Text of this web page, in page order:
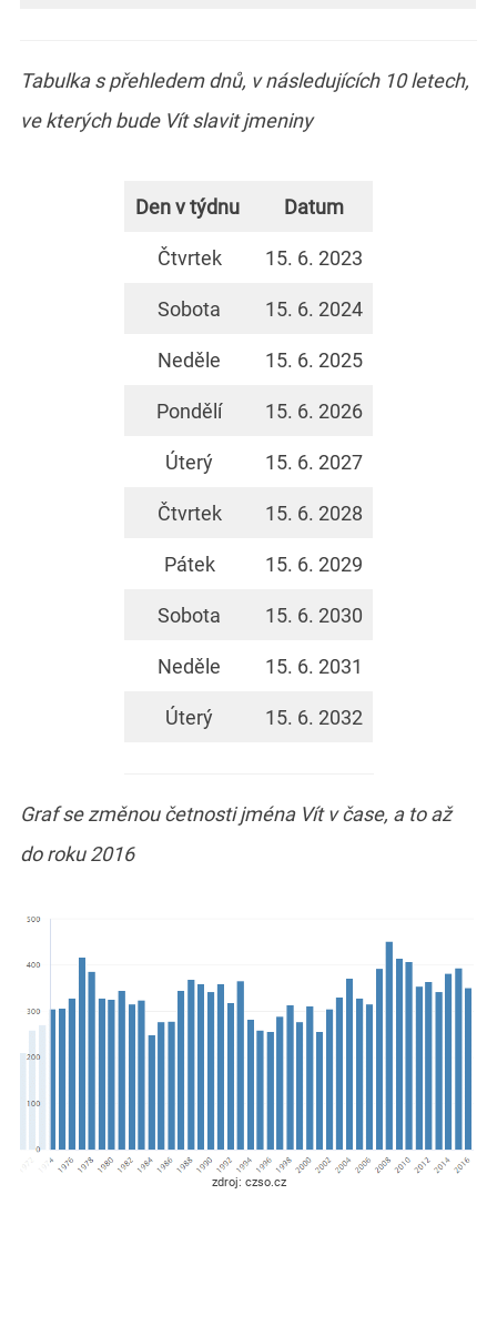
Tabulka s přehledem dnů, v následujících 10 letech,
ve kterých bude Vít slavit jmeniny
Den v týdnu Datum
Čtvrtek 15. 6. 2023
Sobota 15. 6. 2024
Neděle 15. 6. 2025
Pondělí 15. 6. 2026
Úterý 15. 6. 2027
Čtvrtek 15. 6. 2028
Pátek 15. 6. 2029
Sobota 15. 6. 2030
Neděle 15. 6. 2031
Úterý 15. 6. 2032
Graf se změnou četnosti jména Vít v čase, a to až
do roku 2016
zdroj: czso.cz